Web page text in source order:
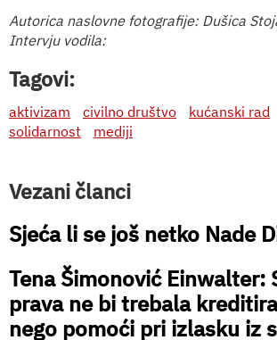
Autorica naslovne fotografije: Dušica
Intervju vodila:
Tagovi:
aktivizam civilno društvo kućanski rad
solidarnost
mediji
Vezani članci
Sjeća li se još netko Nade
Tena Šimonović Einwalter:
prava ne bi trebala
nego pomoći pri izlasku iz